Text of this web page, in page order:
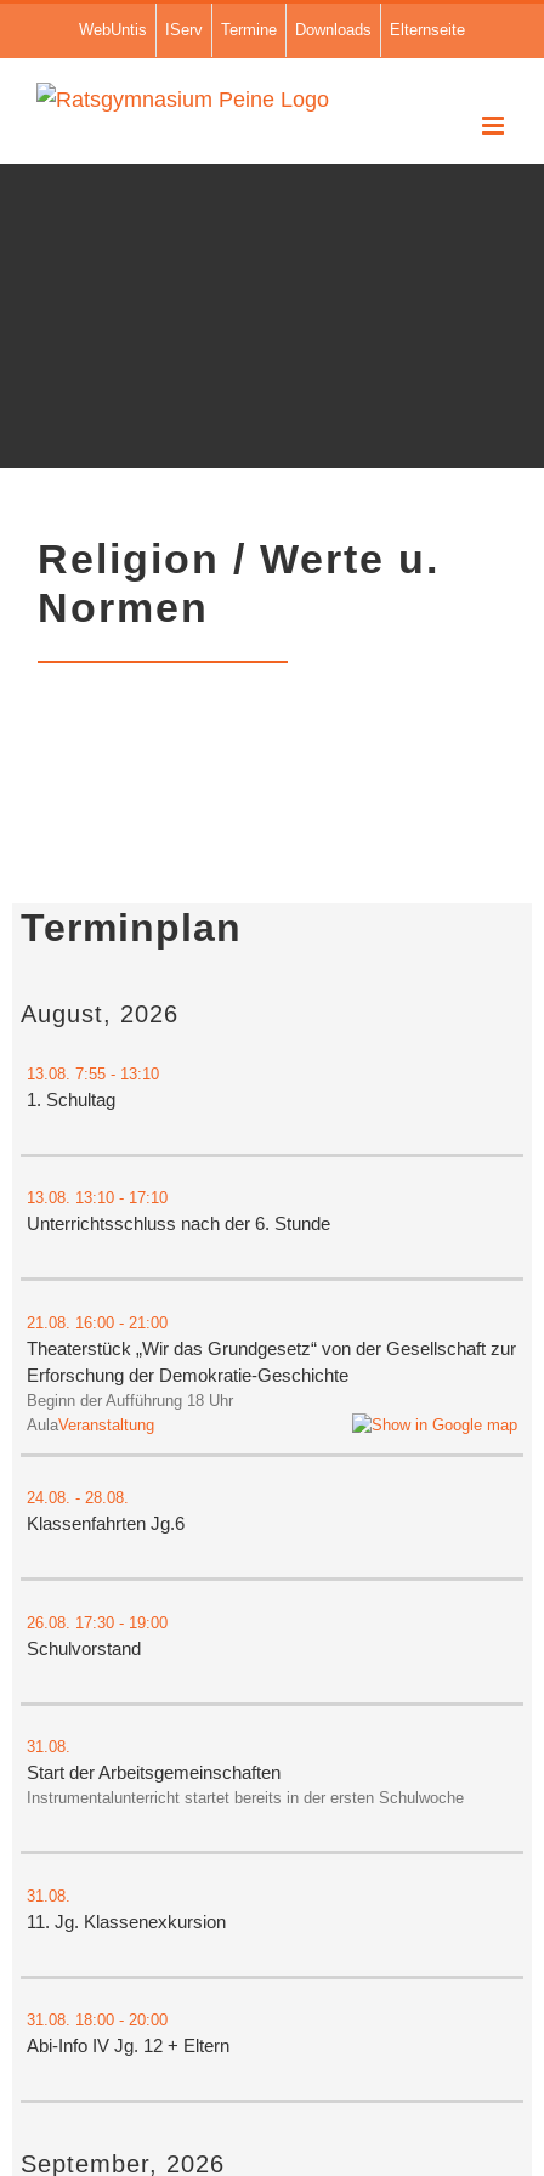
springen
WebUntis IServ Termine Downloads Elternseite
Religion / Werte u.
Normen
Terminplan
August, 2026
13.08. 7:55 - 13:10
1. Schultag
13.08. 13:10 - 17:10
Unterrichtsschluss nach der 6. Stunde
21.08. 16:00 - 21:00
Theaterstück „Wir das Grundgesetz“ von der Gesellschaft zur
Erforschung der Demokratie-Geschichte
Beginn der Aufführung 18 Uhr
AulaVeranstaltung
24.08. - 28.08.
Klassenfahrten Jg.6
26.08. 17:30 - 19:00
Schulvorstand
31.08.
Start der Arbeitsgemeinschaften
Instrumentalunterricht startet bereits in der ersten Schulwoche
31.08.
11. Jg. Klassenexkursion
31.08. 18:00 - 20:00
Abi-Info IV Jg. 12 + Eltern
September, 2026